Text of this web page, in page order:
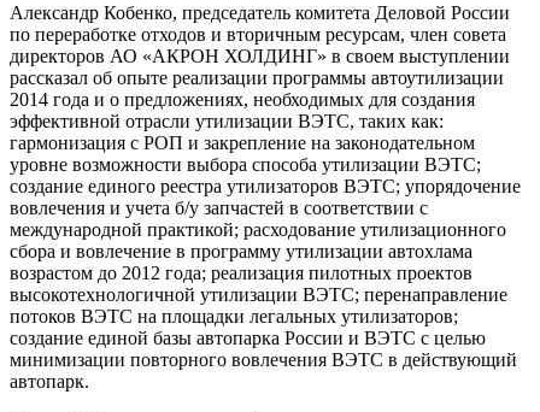
Александр Кобенко, председатель комитета Деловой России
по переработке отходов и вторичным ресурсам, член совета
директоров АО «АКРОН ХОЛДИНГ» в своем выступлении
рассказал об опыте реализации программы автоутилизации
2014 года и о предложениях, необходимых для создания
эффективной отрасли утилизации ВЭТС, таких как:
гармонизация с РОП и закрепление на законодательном
уровне возможности выбора способа утилизации ВЭТС;
создание единого реестра утилизаторов ВЭТС; упорядочение
вовлечения и учета б/у запчастей в соответствии с
международной практикой; расходование утилизационного
сбора и вовлечение в программу утилизации автохлама
возрастом до 2012 года; реализация пилотных проектов
высокотехнологичной утилизации ВЭТС; перенаправление
потоков ВЭТС на площадки легальных утилизаторов;
создание единой базы автопарка России и ВЭТС с целью
минимизации повторного вовлечения ВЭТС в действующий
автопарк.